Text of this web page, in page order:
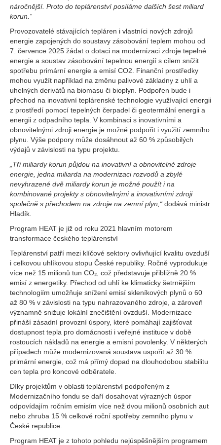
náročnější. Proto do teplárenství posíláme dalších šest miliard
korun.“
Provozovatelé stávajících tepláren i vlastníci nových zdrojů
energie zapojených do soustavy zásobování teplem mohou od
7. července 2025 žádat o dotaci na modernizaci zdroje tepelné
energie a soustav zásobování tepelnou energií s cílem snížit
spotřebu primární energie a emisí CO2. Finanční prostředky
mohou využít například na změnu palivové základny z uhlí a
uhelných derivátů na biomasu či bioplyn. Podpořen bude i
přechod na inovativní teplárenské technologie využívající energii
z prostředí pomocí tepelných čerpadel či geotermální energii a
energii z odpadního tepla. V kombinaci s inovativními a
obnovitelnými zdroji energie je možné podpořit i využití zemního
plynu. Výše podpory může dosáhnout až 60 % způsobilých
výdajů v závislosti na typu projektu.
„Tři miliardy korun půjdou na inovativní a obnovitelné zdroje
energie, jedna miliarda na modernizaci rozvodů a zbylé
nevyhrazené dvě miliardy korun je možné použít i na
kombinované projekty s obnovitelnými a inovativními zdroji
společně s přechodem na zdroje na zemní plyn,“ dodává ministr
Hladík.
Program HEAT je již od roku 2021 hlavním motorem
transformace českého teplárenství
Teplárenství patří mezi klíčové sektory ovlivňující kvalitu ovzduší
i celkovou uhlíkovou stopu České republiky. Ročně vyprodukuje
více než 15 milionů tun CO₂, což představuje přibližně 20 %
emisí z energetiky. Přechod od uhlí ke klimaticky šetrnějším
technologiím umožňuje snížení emisí skleníkových plynů o 60
až 80 % v závislosti na typu nahrazovaného zdroje, a zároveň
významně snižuje lokální znečištění ovzduší. Modernizace
přináší zásadní provozní úspory, které pomáhají zajišťovat
dostupnost tepla pro domácnosti i veřejné instituce v době
rostoucích nákladů na energie a emisní povolenky. V některých
případech může modernizovaná soustava uspořit až 30 %
primární energie, což má přímý dopad na dlouhodobou stabilitu
cen tepla pro koncové odběratele.
Díky projektům v oblasti teplárenství podpořeným z
Modernizačního fondu se daří dosahovat výrazných úspor
odpovídajím ročním emisím více než dvou milionů osobních aut
nebo zhruba 15 % celkové roční spotřeby zemního plynu v
České republice.
Program HEAT je z tohoto pohledu nejúspěšnějším programem